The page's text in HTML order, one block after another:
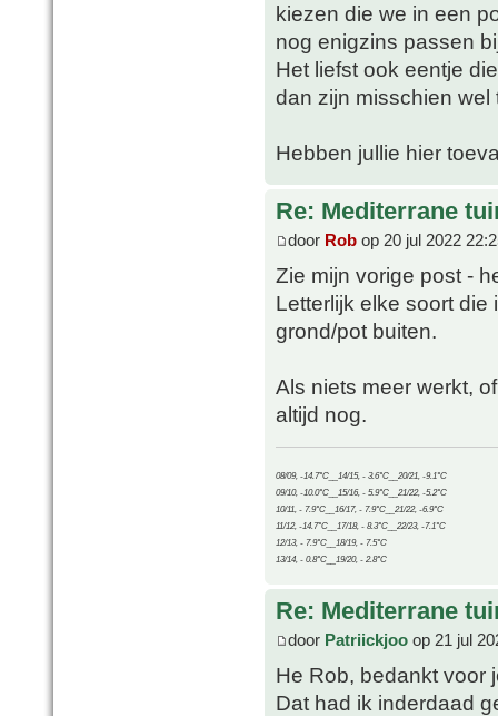
kiezen die we in een
nog enigzins passen
Het liefst ook eentje
dan zijn misschien
Hebben jullie hier
Re: Mediterrane
door Rob op 20 jul 2022
Zie mijn vorige post -
Letterlijk elke soort
grond/pot buiten.
Als niets meer werkt,
altijd nog.
08/09, -14.7°C__14/15, - 3.6°C__20/21, -9.1°C
09/10, -10.0°C__15/16, - 5.9°C__21/22, -5.2°C
10/11, - 7.9°C__16/17, - 7.9°C__21/22, -6.9°C
11/12, -14.7°C__17/18, - 8.3°C__22/23, -7.1°C
12/13, - 7.9°C__18/19, - 7.5°C
13/14, - 0.8°C__19/20, - 2.8°C
Re: Mediterrane
door Patriickjoo op 21 jul
He Rob, bedankt voor
Dat had ik inderdaad